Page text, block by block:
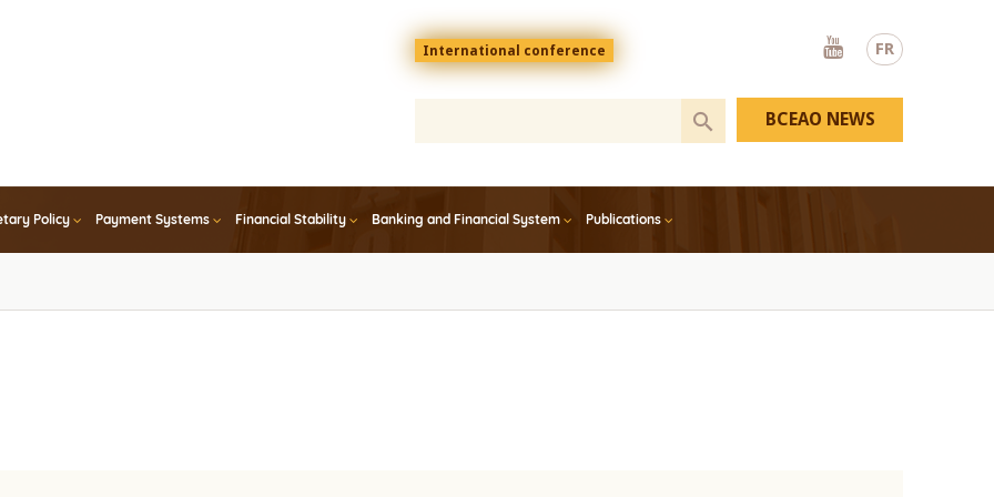
FR
Menu
top
En
International conference
Youtube
Policy Payment Systems Financial Stability Banking and Financial System Publications
BCEAO NEWS